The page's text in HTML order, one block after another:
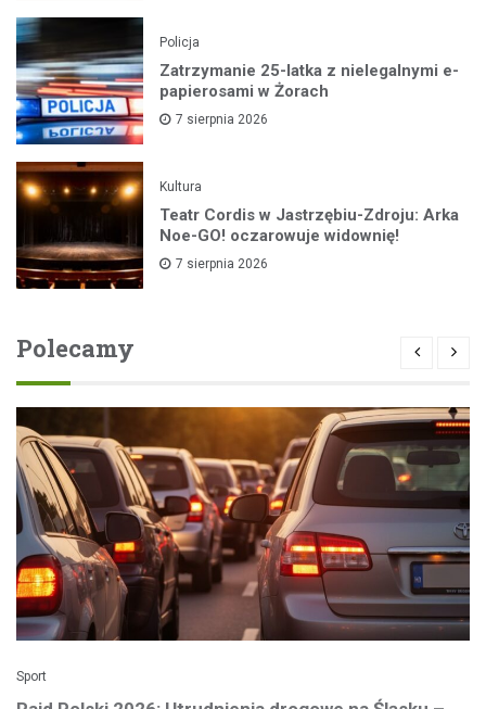
Policja
Zatrzymanie 25-latka z nielegalnymi e-
papierosami w Żorach
7 sierpnia 2026
Kultura
Teatr Cordis w Jastrzębiu-Zdroju: Arka
Noe-GO! oczarowuje widownię!
7 sierpnia 2026
Polecamy
Sport